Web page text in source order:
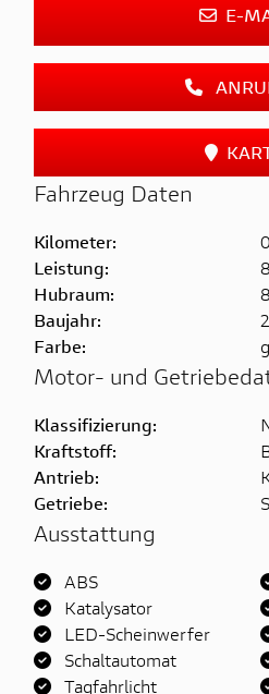
E-
Fahrzeug Daten
Kilometer:
Leistung:
Hubraum:
Baujahr:
Farbe:
Motor- und
Klassifizierung:
Kraftstoff:
Antrieb:
Getriebe:
Ausstattung
ABS
Katalysator
LED-Scheinwerfer
Schaltautomat
Tagfahrlicht